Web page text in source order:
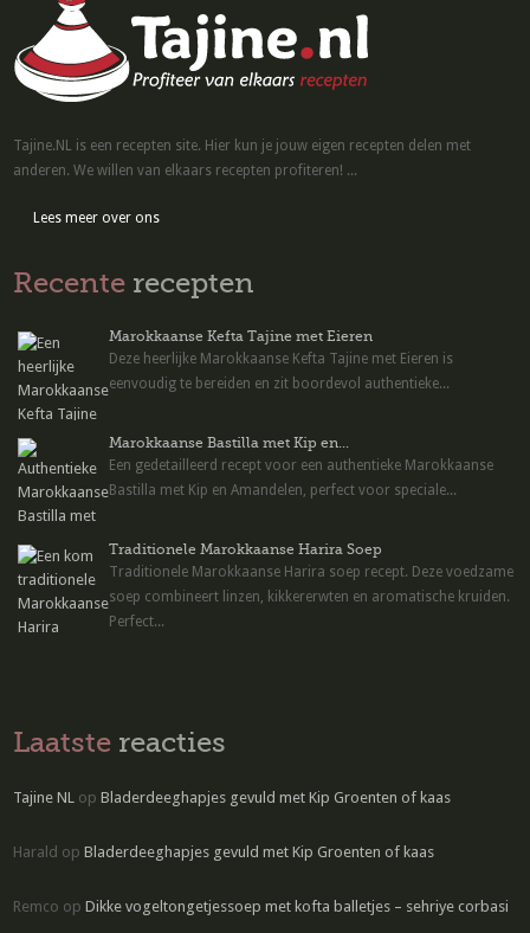
Tajine.NL is een recepten site. Hier kun je jouw eigen recepten delen met
anderen. We willen van elkaars recepten profiteren! ...
Lees meer over ons
Recente recepten
Marokkaanse Kefta Tajine met Eieren
Deze heerlijke Marokkaanse Kefta Tajine met Eieren is
eenvoudig te bereiden en zit boordevol authentieke...
Marokkaanse Bastilla met Kip en...
Een gedetailleerd recept voor een authentieke Marokkaanse
Bastilla met Kip en Amandelen, perfect voor speciale...
Traditionele Marokkaanse Harira Soep
Traditionele Marokkaanse Harira soep recept. Deze voedzame
soep combineert linzen, kikkererwten en aromatische kruiden.
Perfect...
Laatste reacties
Tajine NL opBladerdeeghapjes gevuld met Kip Groenten of kaas
Harald opBladerdeeghapjes gevuld met Kip Groenten of kaas
Remco opDikke vogeltongetjessoep met kofta balletjes – sehriye corbasi